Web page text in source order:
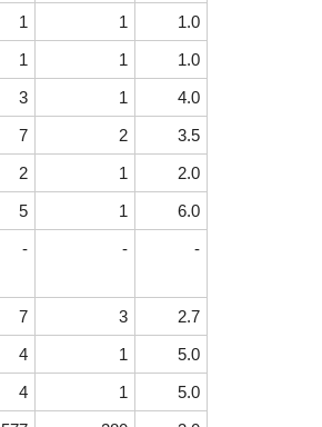
1 1
1.0
1 1
1.0
3 1
4.0
7 2
3.5
2 1
2.0
5 1
6.0
- - -
7 3
2.7
4 1
5.0
4 1
5.0